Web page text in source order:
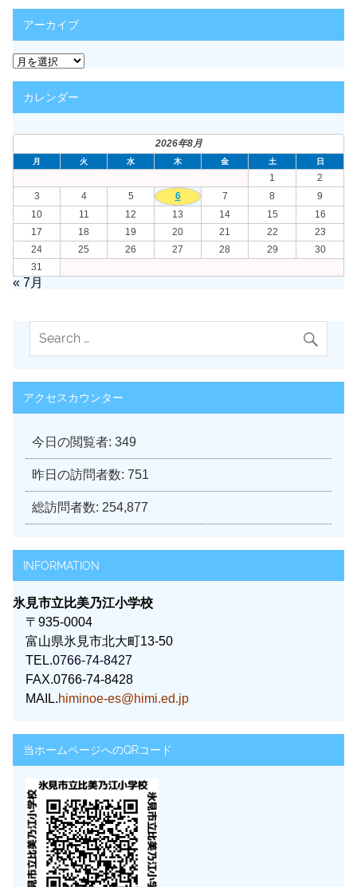
リ
ー
アーカイブ
ア
ー
カ
イカレンダー
2026年8月
月 火 水 木 金 土 日
1
2
3
4 5 6 7 8
9
10
11 12 13 14 15
16
17
18 19 20 21 22
23
24
25 26 27 28 29
30
31
« 7月
アクセスカウンター
今日の閲覧者: 349
昨日の訪問者数: 751
総訪問者数: 254,877
INFORMATION
氷見市立比美乃江小学校
〒935-0004
富山県氷見市北大町13-50
TEL.0766-74-8427
FAX.0766-74-8428
MAIL.himinoe-es@himi.ed.jp
当ホームページへのQRコード